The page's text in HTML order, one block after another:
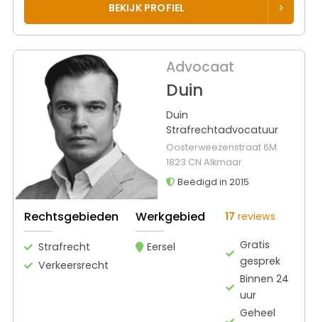
BEKIJK PROFIEL
Advocaat
Duin
Duin
Strafrechtadvocatuur
Oosterweezenstraat 6M
1823 CN Alkmaar
Beëdigd in 2015
Rechtsgebieden
Strafrecht
Verkeersrecht
Werkgebied
Eersel
17 reviews
Gratis
gesprek
Binnen 24
uur
Geheel